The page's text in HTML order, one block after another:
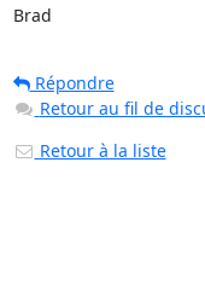
Brad
Répondre
Retour au fil de
Retour à la liste